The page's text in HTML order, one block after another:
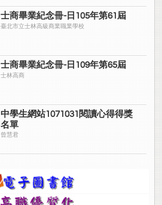
士商畢業紀念冊-日105年第61屆
臺北市立士林高級商業職業學校
士商畢業紀念冊-日109年第65屆
士林高商
中學生網站1071031閱讀心得得獎
名單
曾慧君